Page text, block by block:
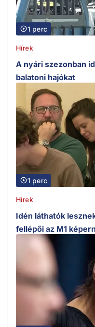
1 perc
Hírek
A nyári szezonban
balatoni hajókat
1 perc
Hírek
Idén láthatók
fellépői az M1